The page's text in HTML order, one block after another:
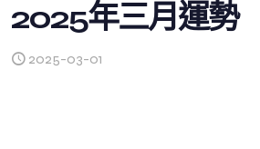
2025年三月運勢
2025-03-01